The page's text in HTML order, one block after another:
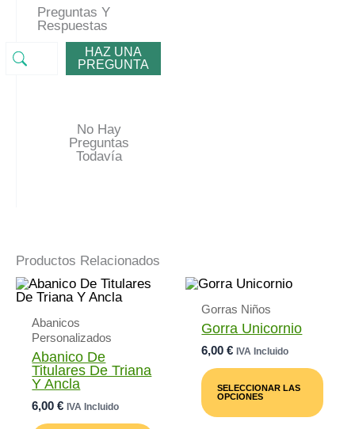
Preguntas Y
Respuestas
HAZ UNA
PREGUNTA
No Hay
Preguntas
Todavía
Productos Relacionados
Abanicos
Personalizados
Abanico De
Titulares De Triana
Y Ancla
6,00€ IVA Incluido
Gorras Niños
Gorra Unicornio
6,00€ IVA Incluido
SELECCIONAR LAS
OPCIONES